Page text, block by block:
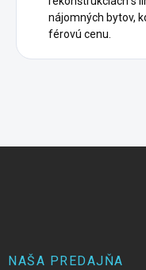
nájomných bytov,
férovú cenu.
NAŠA PREDAJŇA